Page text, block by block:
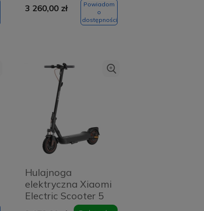
3 260,00 zł
Powiadom
o
dostępności
Hulajnoga
elektryczna Xiaomi
Electric Scooter 5
Max Czarna - Black